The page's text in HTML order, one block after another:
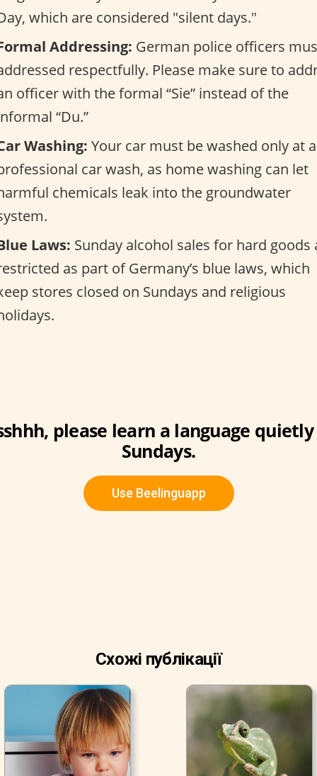
which are considered "silent days."
Addressing: German police officers
respectfully. Please make sure to
officer with the formal “Sie” instead of the
“Du.”
Washing: Your car must be washed only at a
car wash, as home washing can let
chemicals leak into the groundwater
Laws: Sunday alcohol sales for hard goods
as part of Germany’s blue laws, which
stores closed on Sundays and religious
please learn a language
Sundays.
Use Beelinguapp
Схожі публікації